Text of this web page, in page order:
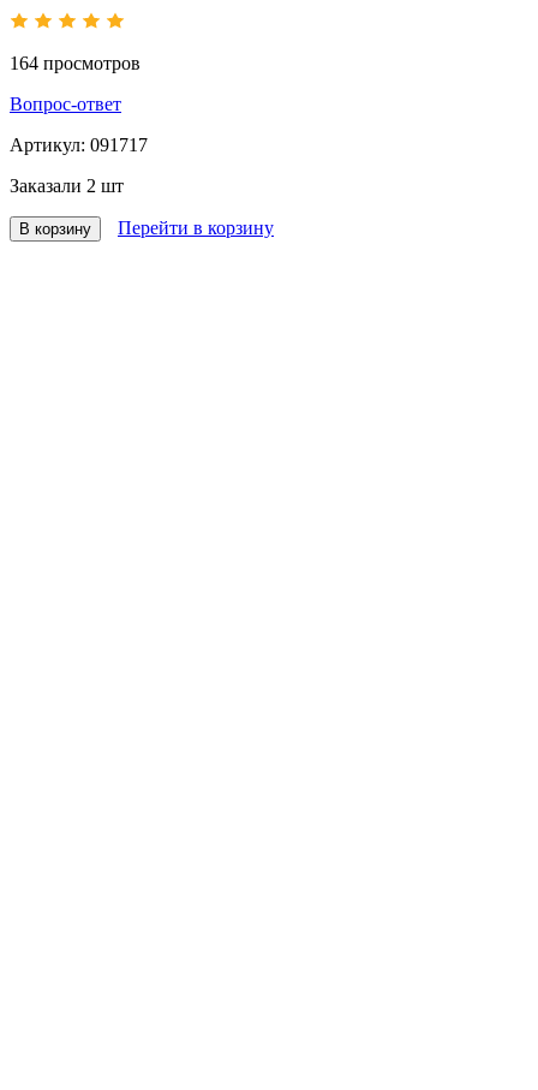
164 просмотров
Вопрос-ответ
Артикул: 091717
Заказали 2 шт
В корзину Перейти в корзину